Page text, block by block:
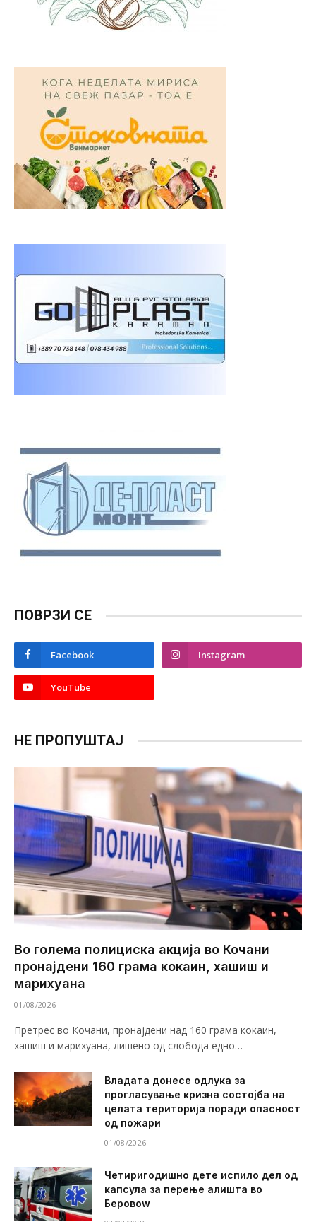
ПОВРЗИ СЕ
Facebook Instagram
YouTube
НЕ ПРОПУШТАЈ
Во голема полициска акција во Кочани
пронајдени 160 грама кокаин, хашиш и
марихуана
01/08/2026
Претрес во Кочани, пронајдени над 160 грама кокаин,
хашиш и марихуана, лишено од слобода едно…
Владата донесе одлука за
прогласување кризна состојба на
целата територија поради опасност
од пожари
01/08/2026
Четиригодишно дете испило дел од
капсула за перење алишта во
Беровоw